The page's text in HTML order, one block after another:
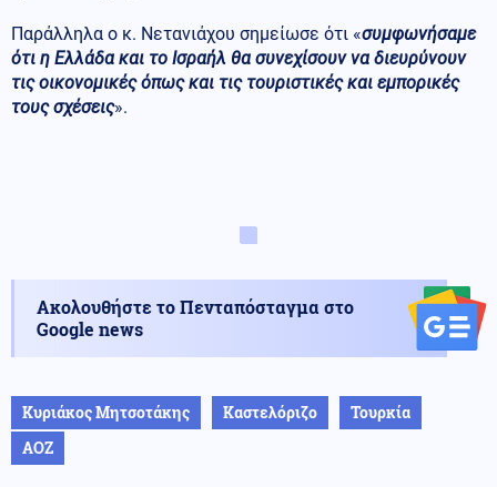
Παράλληλα ο κ. Νετανιάχου σημείωσε ότι «συμφωνήσαμε
ότι η Ελλάδα και το Ισραήλ θα συνεχίσουν να διευρύνουν
τις οικονομικές όπως και τις τουριστικές και εμπορικές
τους σχέσεις».
Ακολουθήστε το Πενταπόσταγμα στο
Google news
Κυριάκος Μητσοτάκης Καστελόριζο
Τουρκία
ΑΟΖ